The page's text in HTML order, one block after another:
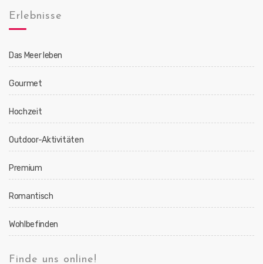
Erlebnisse
Das Meer leben
Gourmet
Hochzeit
Outdoor-Aktivitäten
Premium
Romantisch
Wohlbefinden
Finde uns online!